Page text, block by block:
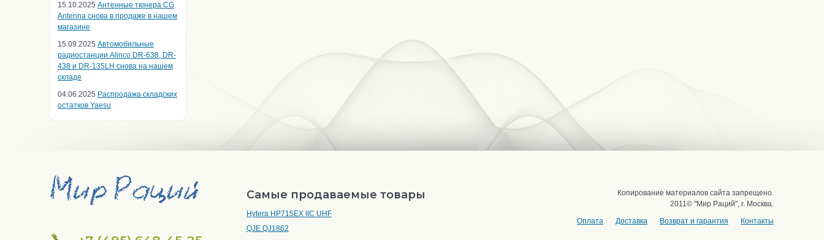
15.10.2025 Антенные тюнера CG
Antenna снова в продаже в нашем
магазине
15.09.2025 Автомобильные
радиостанции Alinco DR-638, DR-
438 и DR-135LH снова на нашем
складе
04.06.2025 Распродажа складских
остатков Yaesu
Самые продаваемые товары
Hytera HP715EX IIC UHF
QJE QJ1862
Копирование материалов сайта запрещено.
2011© "Мир Раций", г. Москва.
Оплата
Доставка Возврат и гарантия Контакты